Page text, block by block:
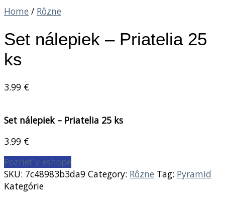
Home / Rôzne
Set nálepiek – Priatelia 25
ks
3.99 €
Set nálepiek – Priatelia 25 ks
3.99 €
Pozrieť v eshope
SKU: 7c48983b3da9 Category: Rôzne Tag: Pyramid
Kategórie